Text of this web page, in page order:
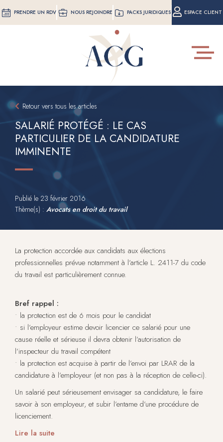
Aller
au
PRENDRE UN RDV NOUS REJOINDRE PACKS JURIDIQUES ESPACE CLIENT
Toggle
Retour vers tous les articles
SALARIÉ PROTÉGÉ : LE CAS
PARTICULIER DE LA CANDIDATURE
IMMINENTE
Publié le 23 février 2016
Thème(s) : Avocats en droit du travail
La protection accordée aux candidats aux élections
professionnelles prévue notamment à l’article L. 2411-7 du code
du travail est particulièrement connue.
Bref rappel :
• la protection est de 6 mois pour le candidat
• si l’employeur estime devoir licencier ce salarié pour une
cause réelle et sérieuse il devra obtenir l’autorisation de
l’inspecteur du travail compétent
• la protection est acquise à partir de l’envoi par LRAR de la
candidature à l’employeur (et non pas à la réception de celle-ci).
Un salarié peut sérieusement envisager sa candidature, le faire
savoir à son employeur, et subir l’entame d’une procédure de
licenciement.
Lire la suite